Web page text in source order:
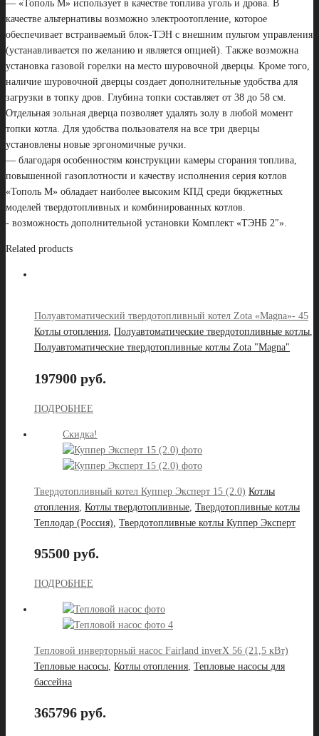
— «Тополь М» использует в качестве топлива уголь и дрова. В
качестве альтернативы возможно электроотопление, которое
обеспечивает встраиваемый блок-ТЭН с внешним пультом управления
(устанавливается по желанию и является опцией). Также возможна
установка газовой горелки на место шуровочной дверцы. Кроме того,
наличие шуровочной дверцы создает дополнительные удобства для
загрузки в топку дров. Глубина топки составляет от 38 до 58 см.
Отдельная зольная дверца позволяет удалять золу в любой момент
топки котла. Для удобства пользователя на все три дверцы
установлены новые эргономичные ручки.
— благодаря особенностям конструкции камеры сгорания топлива,
повышенной газоплотности и качеству исполнения серия котлов
«Тополь М» обладает наиболее высоким КПД среди бюджетных
моделей твердотопливных и комбинированных котлов.
​- возможность дополнительной установки Комплект «ТЭНБ 2″».
Related products
Полуавтоматический твердотопливный котел Zota «Magna»- 45
Котлы отопления, Полуавтоматические твердотопливные котлы,
Полуавтоматические твердотопливные котлы Zota "Magna"
197900 руб.
ПОДРОБНЕЕ
Скидка!
Твердотопливный котел Куппер Эксперт 15 (2.0) Котлы
отопления Котлы твердотопливные Твердотопливные котлы
Теплодар (Россия) Твердотопливные котлы Куппер Эксперт
95500 руб.
ПОДРОБНЕЕ
Тепловой инверторный насос Fairland inverX 56 (21,5 кВт)
Тепловые насосы Котлы отопления Тепловые насосы для
бассейна
365796 руб.